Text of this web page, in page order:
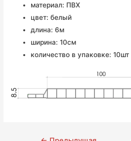
материал: ПВХ
цвет: белый
длина: 6м
ширина: 10см
количество в упаковке: 10шт